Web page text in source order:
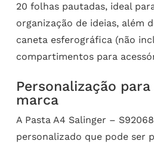
20 folhas pautadas, ideal
organização de ideias, além
caneta esferográfica (não
compartimentos para
Personalização
marca
A Pasta A4 Salinger –
personalizado que pode ser